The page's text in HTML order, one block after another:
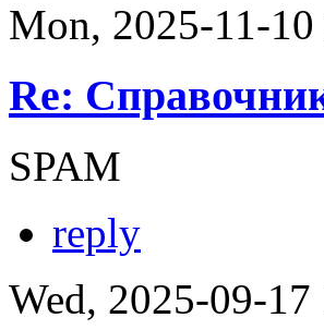
Mon, 2025-11-
Re:
SPAM
reply
Wed, 2025-09-